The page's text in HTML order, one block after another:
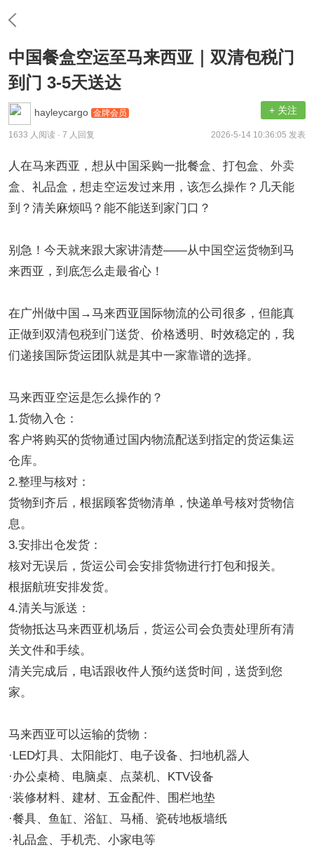
中国餐盒空运至马来西亚｜双清包税门
到门 3-5天送达
hayleycargo 金牌会员 + 关注
1633 人阅读 · 7 人回复 2026-5-14 10:36:05 发表
人在马来西亚，想从中国采购一批餐盒、打包盒、 外卖
盒、礼品盒，想走空运发过来用，该怎么操作？几天能
到？清关麻烦吗？能不能送到家门口？
别急！今天就来跟大家讲清楚——从中国空运货物到马
来西亚，到底怎么走最省心！
在广州做中国→马来西亚国际物流的公司很多，但能真
正做到双清包税到门送货、价格透明、时效稳定的，我
们递接国际货运团队就是其中一家靠谱的选择。
马来西亚空运是怎么操作的？
1.货物入仓：
客户将购买的货物通过国内物流配送到指定的货运集运
仓库。
2.整理与核对：
货物到齐后，根据顾客货物清单，快递单号核对货物信
息。
3.安排出仓发货：
核对无误后，货运公司会安排货物进行打包和报关。
根据航班安排发货。
4.清关与派送：
货物抵达马来西亚机场后，货运公司会负责处理所有清
关文件和手续。
清关完成后，电话跟收件人预约送货时间，送货到您
家。
马来西亚可以运输的货物：
·LED灯具、太阳能灯、电子设备、扫地机器人
·办公桌椅、电脑桌、点菜机、KTV设备
·装修材料、建材、五金配件、围栏地垫
·餐具、鱼缸、浴缸、马桶、瓷砖地板墙纸
·礼品盒、手机壳、小家电等